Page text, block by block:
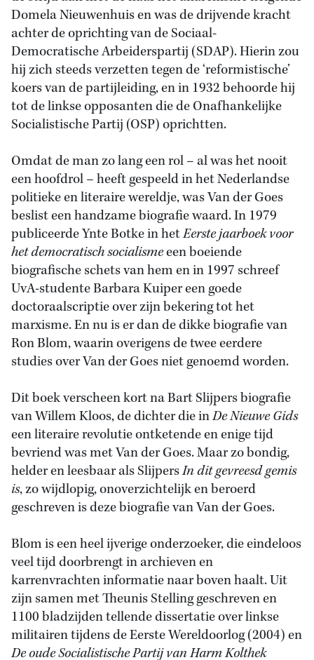
Domela Nieuwenhuis en was de drijvende kracht
achter de oprichting van de Sociaal-
Democratische Arbeiderspartij (SDAP). Hierin zou
hij zich steeds verzetten tegen de ‘reformistische’
koers van de partijleiding, en in 1932 behoorde hij
tot de linkse opposanten die de Onafhankelijke
Socialistische Partij (OSP) oprichtten.
Omdat de man zo lang een rol – al was het nooit
een hoofdrol – heeft gespeeld in het Nederlandse
politieke en literaire wereldje, was Van der Goes
beslist een handzame biografie waard. In 1979
publiceerde Ynte Botke in hetEerste jaarboek voor
het democratisch socialismeeen boeiende
biografische schets van hem en in 1997 schreef
UvA-studente Barbara Kuiper een goede
doctoraalscriptie over zijn bekering tot het
marxisme. En nu is er dan de dikke biografie van
Ron Blom, waarin overigens de twee eerdere
studies over Van der Goes niet genoemd worden.
Dit boek verscheen kort na Bart Slijpers biografie
van Willem Kloos, de dichter die inDe Nieuwe Gids
een literaire revolutie ontketende en enige tijd
bevriend was met Van der Goes. Maar zo bondig,
helder en leesbaar als SlijpersIn dit gevreesd gemis
is, zo wijdlopig, onoverzichtelijk en beroerd
geschreven is deze biografie van Van der Goes.
Blom is een heel ijverige onderzoeker, die eindeloos
veel tijd doorbrengt in archieven en
karrenvrachten informatie naar boven haalt. Uit
zijn samen met Theunis Stelling geschreven en
1100 bladzijden tellende dissertatie over linkse
militairen tijdens de Eerste Wereldoorlog (2004) en
De oude Socialistische Partij van Harm Kolthek